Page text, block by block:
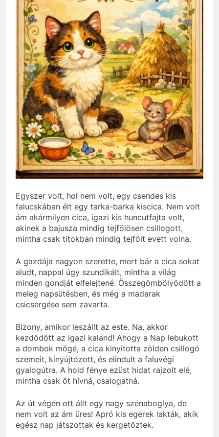
Egyszer volt, hol nem volt, egy csendes kis
falucskában élt egy tarka-barka kiscica. Nem volt
ám akármilyen cica, igazi kis huncutfajta volt,
akinek a bajusza mindig tejfölösen csillogott,
mintha csak titokban mindig tejfölt evett volna.
A gazdája nagyon szerette, mert bár a cica sokat
aludt, nappal úgy szundikált, mintha a világ
minden gondját elfelejtené. Összegömbölyödött a
meleg napsütésben, és még a madarak
csicsergése sem zavarta.
Bizony, amikor leszállt az este. Na, akkor
kezdődött az igazi kaland! Ahogy a Nap lebukott
a dombok mögé, a cica kinyitotta zölden csillogó
szemeit, kinyújtózott, és elindult a faluvégi
gyalogútra. A hold fénye ezüst hidat rajzolt elé,
mintha csak őt hívná, csalogatná.
Az út végén ott állt egy nagy szénaboglya, de
nem volt az ám üres! Apró kis egerek lakták, akik
egész nap játszottak és kergetőztek.